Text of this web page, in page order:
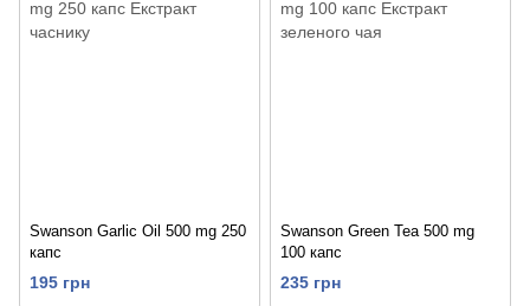
Swanson Garlic Oil 500 mg 250
капс
195 грн
Swanson Green Tea 500 mg
100 капс
235 грн